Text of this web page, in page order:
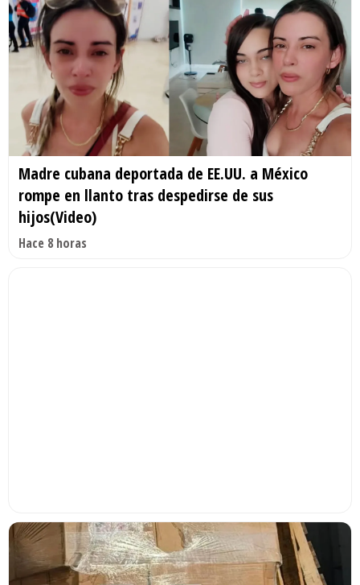
Madre cubana deportada de EE.UU. a México
rompe en llanto tras despedirse de sus
hijos(Video)
Hace 8 horas